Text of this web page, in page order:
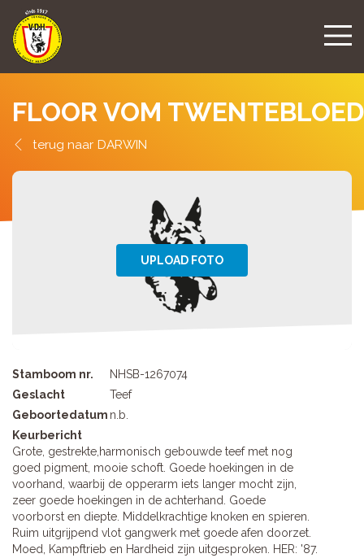
FLOOR VOM TWENTEBLOED
DARWIN
Stamboom nr.
NHSB-1267074
Geslacht
Teef
Geboortedatum n.b.
Keurbericht
Grote, gestrekte,harmonisch gebouwde teef met nog
goed pigment, mooie schoft. Goede hoekingen in de
voorhand, waarbij de opperarm iets langer mocht zijn,
zeer goede hoekingen in de achterhand. Goede
voorborst en diepte. Middelkrachtige knoken en spieren.
Ruim uitgrijpend vlot gangwerk met goede afen doorzet.
Moed, Kampftrieb en Hardheid zijn uitgesproken. HER: '87.